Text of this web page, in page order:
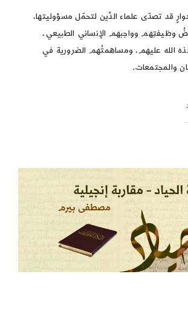
قد تصدّى علماء الدِّين لتحمّل مسؤوليتها،
وظيفتِهم وواجبهم الإنساني الطبيعي،
الله عليهم، ومساهمتُهم الضرورية في
والمجتمعات.